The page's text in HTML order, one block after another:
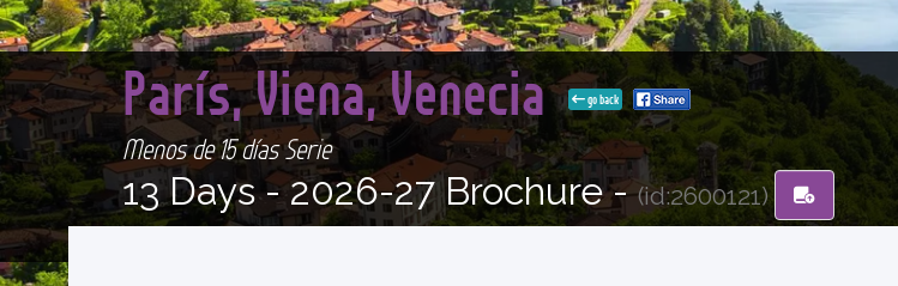
París, Viena, Venecia go back
Menos de 15 días Serie
13 Days -2026-27 Brochure -(id:2600121)